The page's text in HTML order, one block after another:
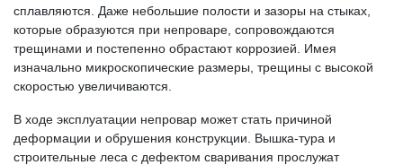
сплавляются. Даже небольшие полости и зазоры на стыках,
которые образуются при непроваре, сопровождаются
трещинами и постепенно обрастают коррозией. Имея
изначально микроскопические размеры, трещины с высокой
скоростью увеличиваются.
В ходе эксплуатации непровар может стать причиной
деформации и обрушения конструкции. Вышка-тура и
строительные леса с дефектом сваривания прослужат